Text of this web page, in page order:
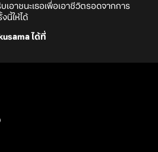
บเอาชนะเธอเพื่อเอาชีวิตรอดจากการ
นี้ให้ได้
ได้ที่